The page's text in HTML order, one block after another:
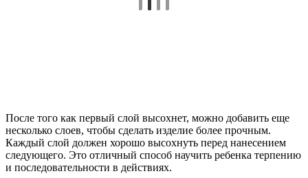
После того как первый слой высохнет, можно добавить еще
несколько слоев, чтобы сделать изделие более прочным.
Каждый слой должен хорошо высохнуть перед нанесением
следующего. Это отличный способ научить ребенка терпению
и последовательности в действиях.